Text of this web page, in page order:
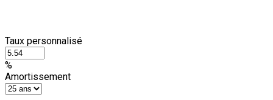
Taux personnalisé
%
Amortissement